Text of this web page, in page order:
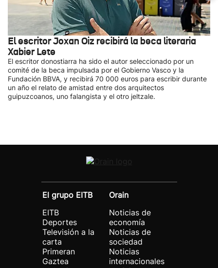
El escritor Joxan Oiz recibirá la beca literaria
Xabier Lete
El escritor donostiarra ha sido el autor seleccionado por un
comité de la beca impulsada por el Gobierno Vasco y la
Fundación BBVA, y recibirá 70 000 euros para escribir durante
un año el relato de amistad entre dos arquitectos
guipuzcoanos, uno falangista y el otro jeltzale.
El grupo EITB
EITB
Deportes
Televisión a la
carta
Primeran
Gaztea
Orain
Noticias de
economía
Noticias de
sociedad
Noticias
internacionales